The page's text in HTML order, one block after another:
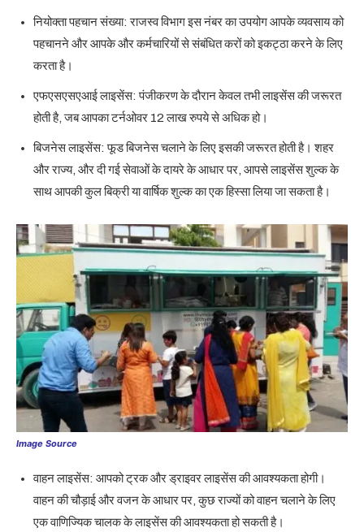
नियोक्ता पहचान संख्या: राजस्व विभाग इस नंबर का उपयोग आपके व्यवसाय को
पहचानने और आपके और कर्मचारियों से संबंधित करों को इकट्ठा करने के लिए
करता है।
एफएसएसएआई लाइसेंस: पंजीकरण के दौरान केवल तभी लाइसेंस की जरूरत
होती है, जब आपका टर्नओवर 12 लाख रुपये से अधिक हो।
बिजनेस लाइसेंस: फूड बिजनेस चलाने के लिए इसकी जरूरत होती है। शहर
और राज्य, और दी गई सेवाओं के दायरे के आधार पर, आपसे लाइसेंस शुल्क के
साथ आपकी कुल बिक्री या वार्षिक शुल्क का एक हिस्सा लिया जा सकता है।
Image Source
वाहन लाइसेंस: आपको ट्रक और ड्राइवर लाइसेंस की आवश्यकता होगी।
वाहन की चौड़ाई और वजन के आधार पर, कुछ राज्यों को वाहन चलाने के लिए
एक वाणिज्यिक चालक के लाइसेंस की आवश्यकता हो सकती है।